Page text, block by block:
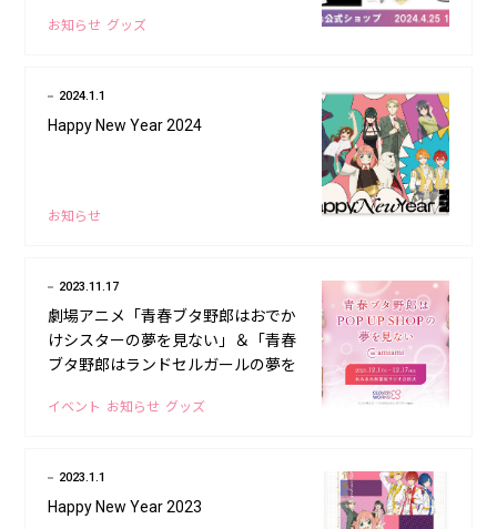
お知らせ グッズ
2024.1.1
Happy New Year 2024
お知らせ
2023.11.17
劇場アニメ「青春ブタ野郎はおでか
けシスターの夢を見ない」＆「青春
ブタ野郎はランドセルガールの夢を
決定！
イベント お知らせ グッズ
2023.1.1
Happy New Year 2023